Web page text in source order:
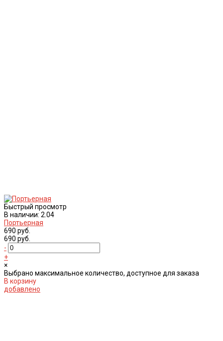
Быстрый просмотр
В наличии: 2.04
Портьерная
690 руб.
690 руб.
-
+
×
Выбрано максимальное количество, доступное для заказа
В корзину
добавлено